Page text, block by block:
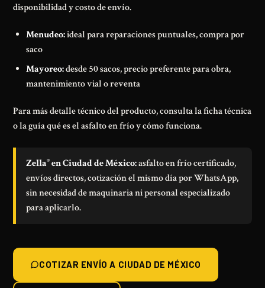
disponibilidad y costo de envío.
Menudeo:ideal para reparaciones puntuales, compra por
saco
Mayoreo:desde 50 sacos, precio preferente para obra,
mantenimiento vial o reventa
Para más detalle técnico del producto, consulta laficha técnica
o la guíaqué es el asfalto en frío y cómo funciona.
Zella® en Ciudad de México:asfalto en frío certificado,
envíos directos, cotización el mismo día por WhatsApp,
sin necesidad de maquinaria ni personal especializado
para aplicarlo.
COTIZAR ENVÍO A CIUDAD DE MÉXICO